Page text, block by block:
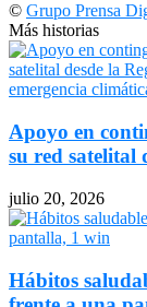
© Grupo Prensa
Más historias
Apoyo en
su red satelital
julio 20, 2026
Hábitos